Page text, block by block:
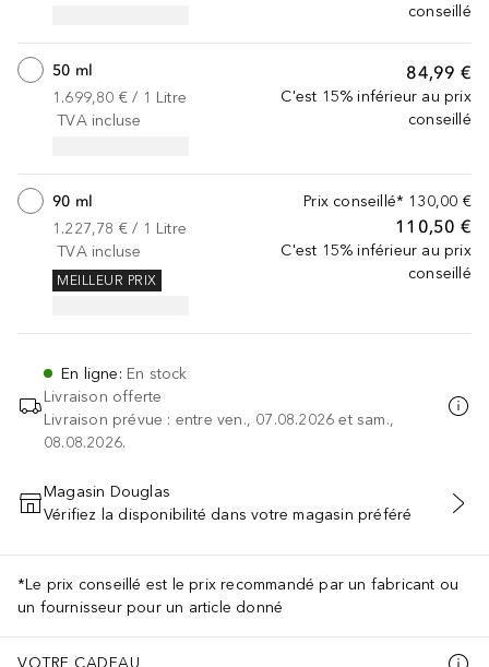
conseillé
84,99 €
C'est 15% inférieur au prix
conseillé
50 ml
1.699,80 € / 1 Litre
TVA incluse
Prix conseillé* 130,00 €
110,50 €
C'est 15% inférieur au prix
conseillé
90 ml
1.227,78 € / 1 Litre
TVA incluse
MEILLEUR PRIX
En ligne: En stock
Livraison offerte
Livraison prévue : entre ven., 07.08.2026 et sam.,
08.08.2026.
AJOUTER AU PANIER
Magasin Douglas
Vérifiez la disponibilité dans votre magasin préféré
*Le prix conseillé est le prix recommandé par un fabricant ou
un fournisseur pour un article donné